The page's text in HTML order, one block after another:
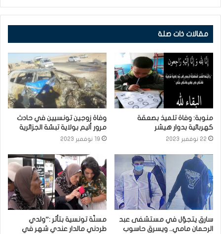
مقالات ذات صلة
منوبة: وفاة تلميذ بصعقة
كهربائية بدوار هيشر
22 نوفمبر 2023
وفاة زوجين تونسيين في حادث
مرور أليم بولاية تبسّة الجزائرية
19 نوفمبر 2023
سارق يتجوّل في مستشفى عبد
الرحمان مامي.. ويسرق حاسوب
مسنّة تونسية بتأثر :”ولدي
طردني مالدار عندي شهر في